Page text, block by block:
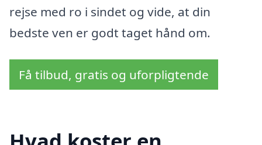
rejse med ro i sindet og vide, at din
bedste ven er godt taget hånd om.
Få tilbud, gratis og uforpligtende